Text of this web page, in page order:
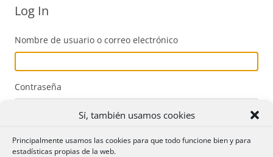
Sí, también usamos cookies
Principalmente usamos las cookies para que todo funcione bien y para
estadísticas propias de la web.
Log In
Nombre de usuario o correo electrónico
Contraseña